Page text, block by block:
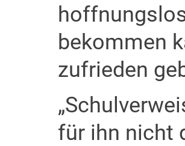
bekommen
zufrieden
für ihn nicht